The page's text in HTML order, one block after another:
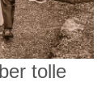
tolle